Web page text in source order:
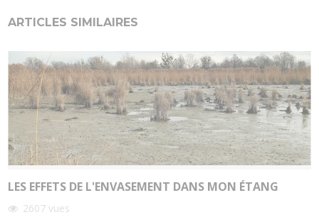
ARTICLES SIMILAIRES
LES EFFETS DE L'ENVASEMENT DANS MON ÉTANG
2607vues